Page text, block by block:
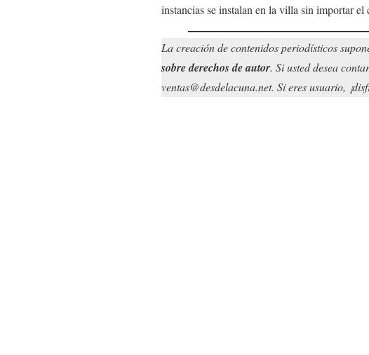
instancias se instalan en la villa sin importar el
La creación de contenidos periodísticos
sobre derechos de autor. Si usted desea
ventas@desdelacuna.net. Si eres usuario,